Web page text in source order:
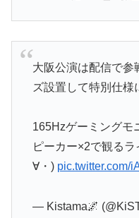
大阪公演は配信で参
ズ設置して特別仕様
165Hzゲーミングモ
ピーカー×2で観るラ
∀・) pic.twitter.com/
— Kistama🌌